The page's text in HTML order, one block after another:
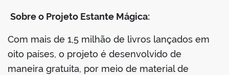
Sobre o Projeto Estante Mágica:
Com mais de 1,5 milhão de livros lançados em
oito países, o projeto é desenvolvido de
maneira gratuita, por meio de material de